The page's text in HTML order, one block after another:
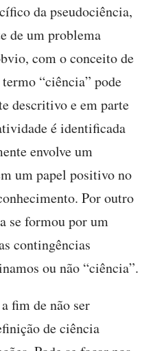
da pseudociência,
de um problema
com o conceito de
“ciência” pode
descritivo e em parte
é identificada
envolve um
um papel positivo no
Por outro
se formou por um
contingências
ou não “ciência”.
fim de não ser
de ciência